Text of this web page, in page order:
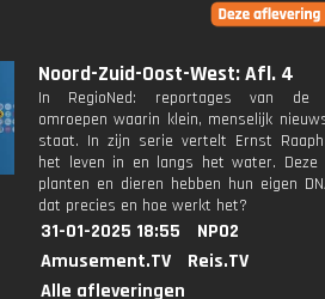
Noord-Zuid-Oost-West: Afl. 4
In RegioNed: reportages van de
omroepen waarin klein, menselijk
staat. In zijn serie vertelt Ernst
het leven in en langs het water. Deze
planten en dieren hebben hun eigen
dat precies en hoe werkt het?
31-01-2025 18:55
NPO2
Amusement.TV
Reis.TV
Alle afleveringen